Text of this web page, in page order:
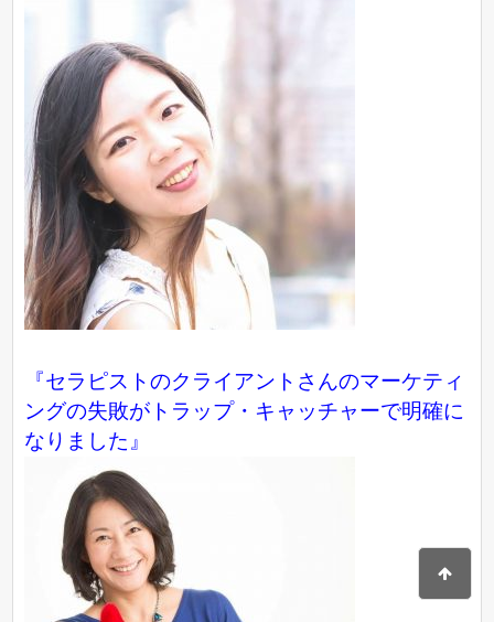
『セラピストのクライアントさんのマーケティ
ングの失敗がトラップ・キャッチャーで明確に
なりました』